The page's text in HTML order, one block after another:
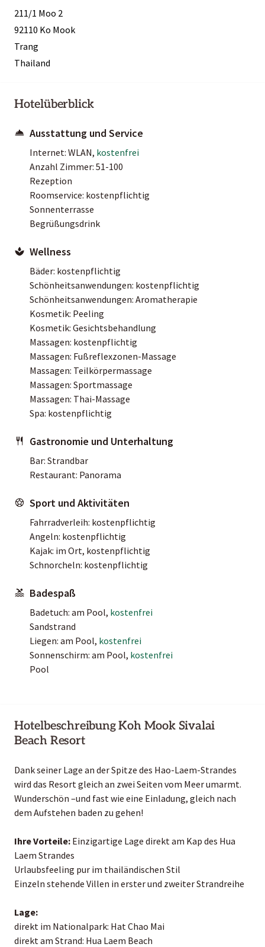
211/1 Moo 2
92110 Ko Mook
Trang
Thailand
Hotelüberblick
Ausstattung und Service
Internet: WLAN, kostenfrei
Anzahl Zimmer: 51-100
Rezeption
Roomservice: kostenpflichtig
Sonnenterrasse
Begrüßungsdrink
Wellness
Bäder: kostenpflichtig
Schönheitsanwendungen: kostenpflichtig
Schönheitsanwendungen: Aromatherapie
Kosmetik: Peeling
Kosmetik: Gesichtsbehandlung
Massagen: kostenpflichtig
Massagen: Fußreflexzonen-Massage
Massagen: Teilkörpermassage
Massagen: Sportmassage
Massagen: Thai-Massage
Spa: kostenpflichtig
Gastronomie und Unterhaltung
Bar: Strandbar
Restaurant: Panorama
Sport und Aktivitäten
Fahrradverleih: kostenpflichtig
Angeln: kostenpflichtig
Kajak: im Ort, kostenpflichtig
Schnorcheln: kostenpflichtig
Badespaß
Badetuch: am Pool, kostenfrei
Sandstrand
Liegen: am Pool, kostenfrei
Sonnenschirm: am Pool, kostenfrei
Pool
Hotelbeschreibung Koh Mook Sivalai
Beach Resort
Dank seiner Lage an der Spitze des Hao-Laem-Strandes
wird das Resort gleich an zwei Seiten vom Meer umarmt.
Wunderschön –und fast wie eine Einladung, gleich nach
dem Aufstehen baden zu gehen!
Ihre Vorteile: Einzigartige Lage direkt am Kap des Hua
Laem Strandes
Urlaubsfeeling pur im thailändischen Stil
Einzeln stehende Villen in erster und zweiter Strandreihe
Lage:
direkt im Nationalpark: Hat Chao Mai
direkt am Strand: Hua Laem Beach